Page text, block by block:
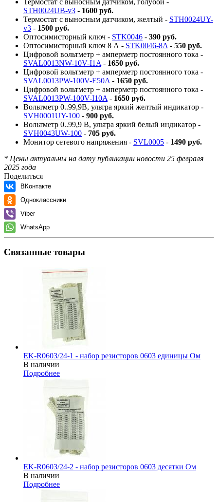
STH0024UB-v3 - 1600 руб.
Термостат с выносным датчиком, желтый - STH0024UY-
v3 - 1500 руб.
Оптосимисторный ключ - STK0046 - 390 руб.
Оптосимисторный ключ 8 А - STK0046-8A - 550 руб.
Цифровой вольтметр + амперметр постоянного тока -
SVAL0013NW-10V-I1A - 1650 руб.
Цифровой вольтметр + амперметр постоянного тока -
SVAL0013PW-100V-E50A - 1650 руб.
Цифровой вольтметр + амперметр постоянного тока -
SVAL0013PW-100V-I10A - 1650 руб.
Вольтметр 0..99,9В, ультра яркий желтый индикатор -
SVH0001UY-100 - 900 руб.
Вольтметр 0..99,9 В, ультра яркий белый индикатор -
SVH0043UW-100 - 705 руб.
Монитор сетевого напряжения - SVL0005 - 1490 руб.
* Цены актуальны на дату публикации новости 25 февраля
2025 года
Поделиться
ВКонтакте
Одноклассники
Viber
WhatsApp
Связанные товары
EK-R0603/24-1 - набор резисторов 0603 единицы Ом
В наличии
Подробнее
EK-R0603/24-2 - набор резисторов 0603 десятки Ом
В наличии
Подробнее